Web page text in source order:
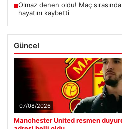
■Olmaz denen oldu! Maç sırasında
hayatını kaybetti
Güncel
07/08/2026
Manchester United resmen